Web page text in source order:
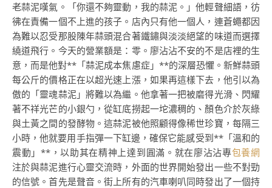
老蒜泥嘆氣。「你還不夠靈動，我的蒜泥。」他輕聲細語，彷
彿在責備一個不上進的孩子。店內只有他一個人，連蒼蠅都因
為難以忍受那股陳年蒜頭混合著鐵鏽與淡淡絕望的味道而選擇
繞道飛行。今天的營業額是：零。廖沾沾不安的不是店裡的生
意，而是他對**「蒜泥成本焦慮症」**的深層恐懼。新鮮蒜頭
每公斤的價格正在以超光速上漲，如果再這樣下去，他引以為
傲的「靈魂蒜泥」將難以為繼。他拿著一把被磨得光滑、閃耀
著不祥光芒的小銀勺，從缸底撈起一坨濃稠的、顏色介於灰綠
與土黃之間的發酵物。這蒜泥被他照顧得像稀世珍寶，每隔三
小時，他就要用手指彈一下缸邊，確保它能感受到**「溫和的
震動」**，以助其在精神上達到圓滿。就在廖沾沾專包養網
注於與蒜泥進行心靈交流時，外面的世界開始發出一些不對勁
的信號。首先是聲音。街上所有的汽車喇叭同時發出了一個持